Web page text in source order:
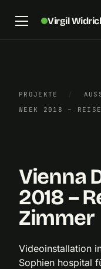
Virgil
PROJEKTE /
WEEK 2018 –
„Reise um mein
Virgil Widrich
Vienna
2018 –
Zimmer
Videoinstallation
Sophien hospital